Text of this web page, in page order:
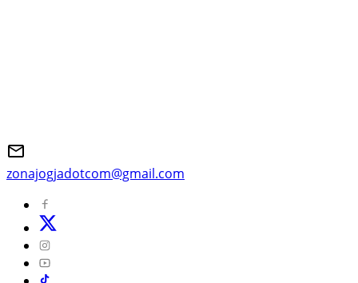
zonajogjadotcom@gmail.com